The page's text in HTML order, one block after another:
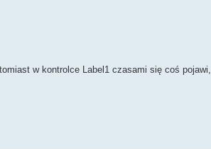
w kontrolce Label1 czasami się coś pojawi,